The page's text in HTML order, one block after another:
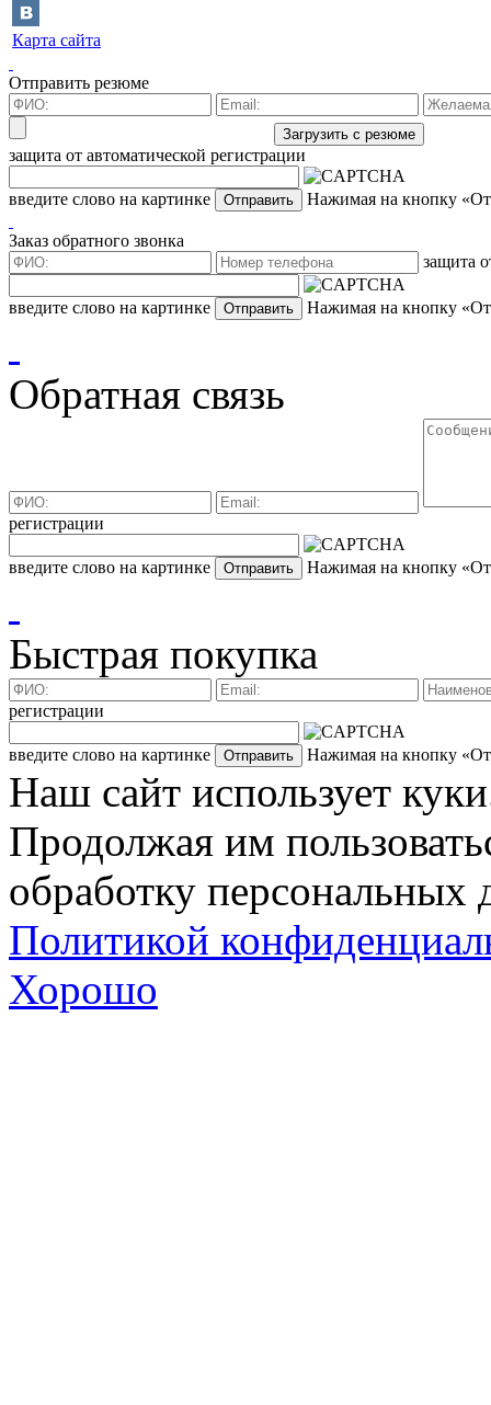
Карта сайта
Отправить резюме
защита от автоматической регистрации
введите слово на картинке Нажимая на кнопку
Заказ обратного звонка
защита
введите слово на картинке Нажимая на кнопку
Обратная связь
регистрации
введите слово на картинке Нажимая на кнопку
Быстрая покупка
регистрации
введите слово на картинке Нажимая на кнопку
Наш сайт использует
Продолжая им
обработку персональных
Политикой
Хорошо